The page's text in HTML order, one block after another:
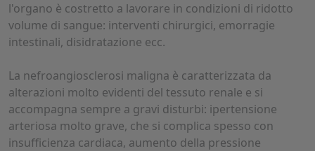
l'organo è costretto a lavorare in condizioni di ridotto
volume di sangue: interventi chirurgici, emorragie
intestinali, disidratazione ecc.
La nefroangiosclerosi maligna è caratterizzata da
alterazioni molto evidenti del tessuto renale e si
accompagna sempre a gravi disturbi: ipertensione
arteriosa molto grave, che si complica spesso con
insufficienza cardiaca, aumento della pressione